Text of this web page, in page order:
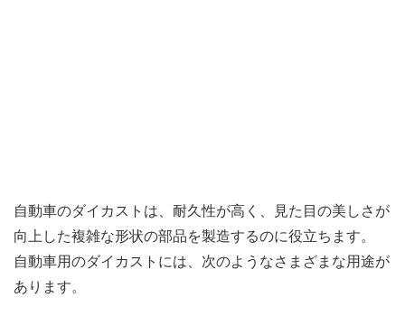
自動車のダイカストは、耐久性が高く、見た目の美しさが
向上した複雑な形状の部品を製造するのに役立ちます。
自動車用のダイカストには、次のようなさまざまな用途が
あります。